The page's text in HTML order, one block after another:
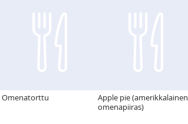
Omenatorttu
Apple pie (amerikkalainen
omenapiiras)